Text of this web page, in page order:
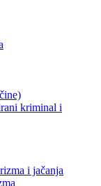
kriminal i
i jačanja